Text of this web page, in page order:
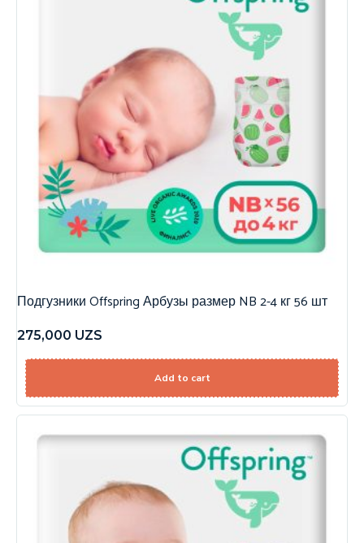
Подгузники Offspring Арбузы размер NB 2-4 кг 56 шт
275,000 UZS
Add to cart